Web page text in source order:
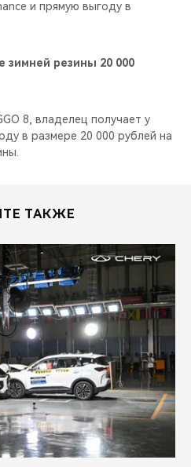
и прямую выгоду в
зимней резины 20 000
8, владелец получает у
в размере 20 000 рублей на
ТАКЖЕ